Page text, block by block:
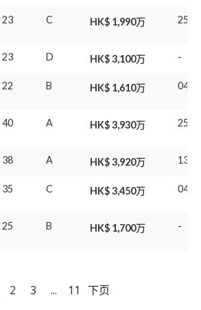
23 C HK$ 1,990万 25/
23 D HK$ 3,100万 -
22 B HK$ 1,610万 04/
40 A HK$ 3,930万 25/
38 A HK$ 3,920万 13/
35 C HK$ 3,450万 04/
25 B HK$ 1,700万 -
2 3 ... 11 下页